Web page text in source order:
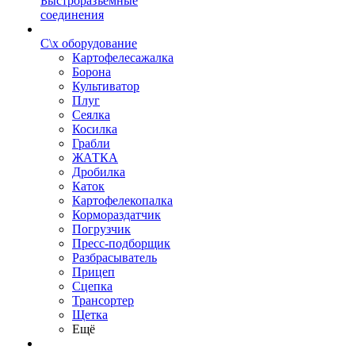
соединения
С\х оборудование
Картофелесажалка
Борона
Культиватор
Плуг
Сеялка
Косилка
Грабли
ЖАТКА
Дробилка
Каток
Картофелекопалка
Кормораздатчик
Погрузчик
Пресс-подборщик
Разбрасыватель
Прицеп
Сцепка
Трансортер
Щетка
Ещё